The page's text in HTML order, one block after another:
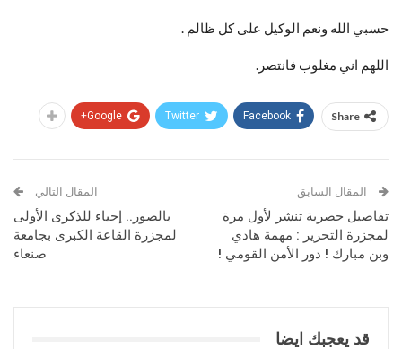
حسبي الله ونعم الوكيل على كل ظالم .
اللهم اني مغلوب فانتصر.
Share
Facebook
Twitter
Google+
المقال السابق
تفاصيل حصرية تنشر لأول مرة
لمجزرة التحرير : مهمة هادي
وبن مبارك ! دور الأمن القومي !
المقال التالي
بالصور.. إحياء للذكرى الأولى
لمجزرة القاعة الكبرى بجامعة
صنعاء
قد يعجبك ايضا